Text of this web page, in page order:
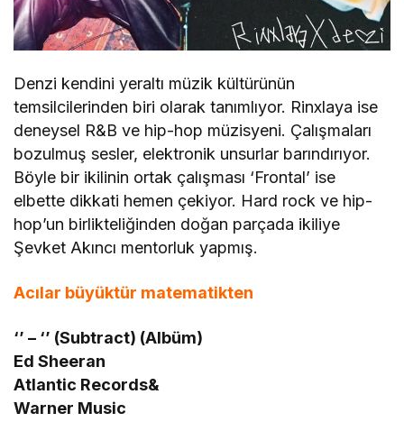
Denzi kendini yeraltı müzik kültürünün
temsilcilerinden biri olarak tanımlıyor. Rinxlaya ise
deneysel R&B ve hip-hop müzisyeni. Çalışmaları
bozulmuş sesler, elektronik unsurlar barındırıyor.
Böyle bir ikilinin ortak çalışması ‘Frontal’ ise
elbette dikkati hemen çekiyor. Hard rock ve hip-
hop’un birlikteliğinden doğan parçada ikiliye
Şevket Akıncı mentorluk yapmış.
Acılar büyüktür matematikten
‘’ – ‘’ (Subtract) (Albüm)
Ed Sheeran
Atlantic Records&
Warner Music